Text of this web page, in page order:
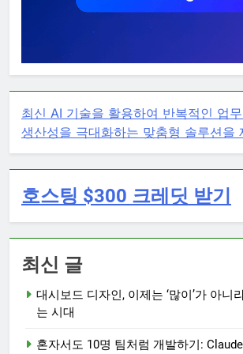
최신 AI 기술을 활용하여 반복적인 업
생산성을 극대화하는 맞춤형 솔루션을
호스팅 $300 크레딧 받기
최신 글
대시보드 디자인, 이제는 ‘많이’가 아니
는 시대
혼자서도 10명 팀처럼 개발하기: